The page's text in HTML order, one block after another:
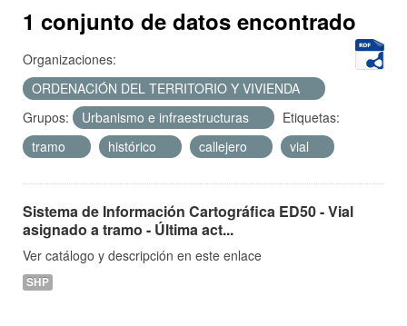
Acerca de
1 conjunto de datos encontrado
Organizaciones:
ORDENACIÓN DEL TERRITORIO Y VIVIENDA
Grupos:
Urbanismo e infraestructuras
Etiquetas:
tramo
histórico callejero vial
Sistema de Información Cartográfica ED50 - Vial
asignado a tramo - Última act...
Ver catálogo y descripción en este enlace
SHP